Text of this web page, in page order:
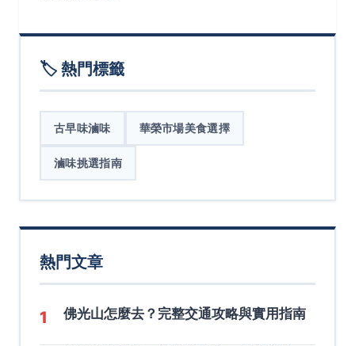
🏷️ 熱門標籤
古早味滷味 華榮市場美食選擇
滷味挑選指南
熱門文章
1 佛光山怎麼去？完整交通攻略與實用指南